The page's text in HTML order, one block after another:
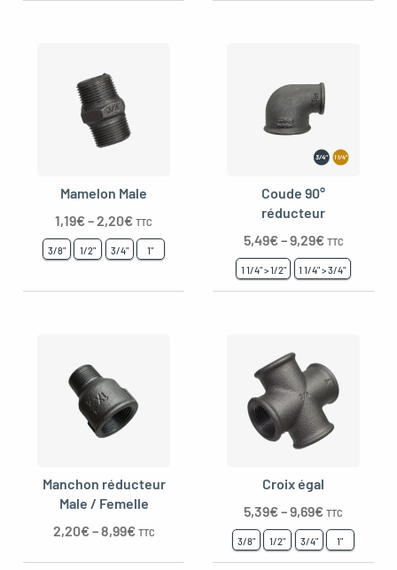
Mamelon Male
1,19€–2,20€ TTC
3/8" 1/2" 3/4" 1"
Coude 90°
réducteur
5,49€–9,29€ TTC
1 1/4" > 1/2" 1 1/4" > 3/4"
Manchon réducteur
Male / Femelle
2,20€–8,99€ TTC
Croix égal
5,39€–9,69€ TTC
3/8" 1/2" 3/4" 1"